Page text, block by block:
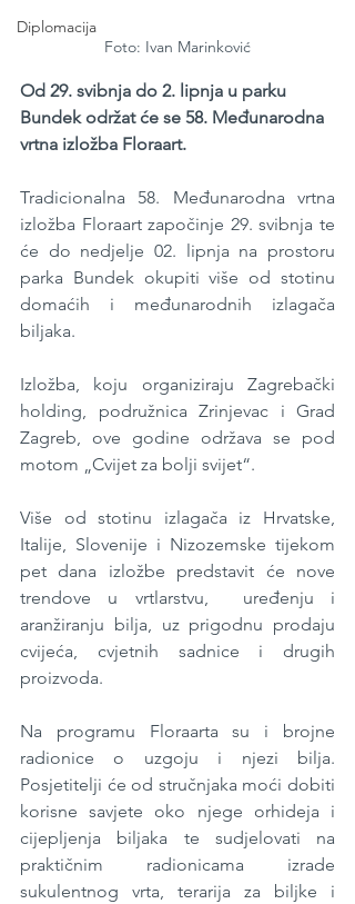
Diplomacija
Foto: Ivan Marinković
Od 29. svibnja do 2. lipnja u parku
Bundek održat će se 58. Međunarodna
vrtna izložba Floraart.
Tradicionalna 58. Međunarodna vrtna
izložba Floraart započinje 29. svibnja te
će do nedjelje 02. lipnja na prostoru
parka Bundek okupiti više od stotinu
domaćih i međunarodnih izlagača
biljaka.
Izložba, koju organiziraju Zagrebački
holding, podružnica Zrinjevac i Grad
Zagreb, ove godine održava se pod
motom „Cvijet za bolji svijet“.
Više od stotinu izlagača iz Hrvatske,
Italije, Slovenije i Nizozemske tijekom
pet dana izložbe predstavit će nove
trendove u vrtlarstvu,  uređenju i
aranžiranju bilja, uz prigodnu prodaju
cvijeća, cvjetnih sadnice i drugih
proizvoda.
Na programu Floraarta su i brojne
radionice o uzgoju i njezi bilja.
Posjetitelji će od stručnjaka moći dobiti
korisne savjete oko njege orhideja i
cijepljenja biljaka te sudjelovati na
praktičnim radionicama izrade
sukulentnog vrta, terarija za biljke i